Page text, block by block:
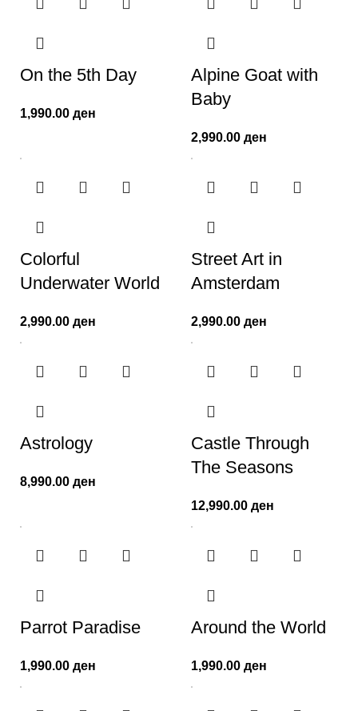
On the 5th Day
1,990.00 ден
Alpine Goat with
Baby
2,990.00 ден
Colorful
Underwater World
2,990.00 ден
Street Art in
Amsterdam
2,990.00 ден
Astrology
8,990.00 ден
Castle Through
The Seasons
12,990.00 ден
Parrot Paradise
1,990.00 ден
Around the World
1,990.00 ден